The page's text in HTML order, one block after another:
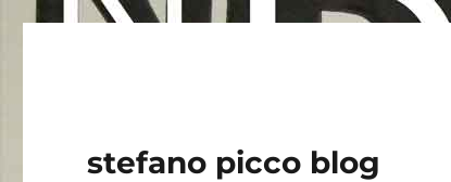
stefano picco blog